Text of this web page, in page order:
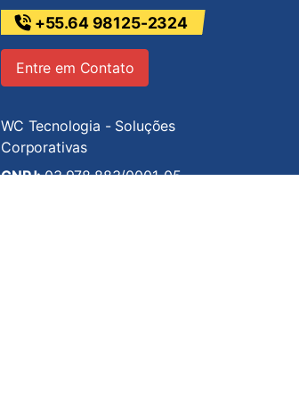
+55.64 98125-2324
Entre em Contato
WC Tecnologia - Soluções
Corporativas
CNPJ:03.978.883/0001-05